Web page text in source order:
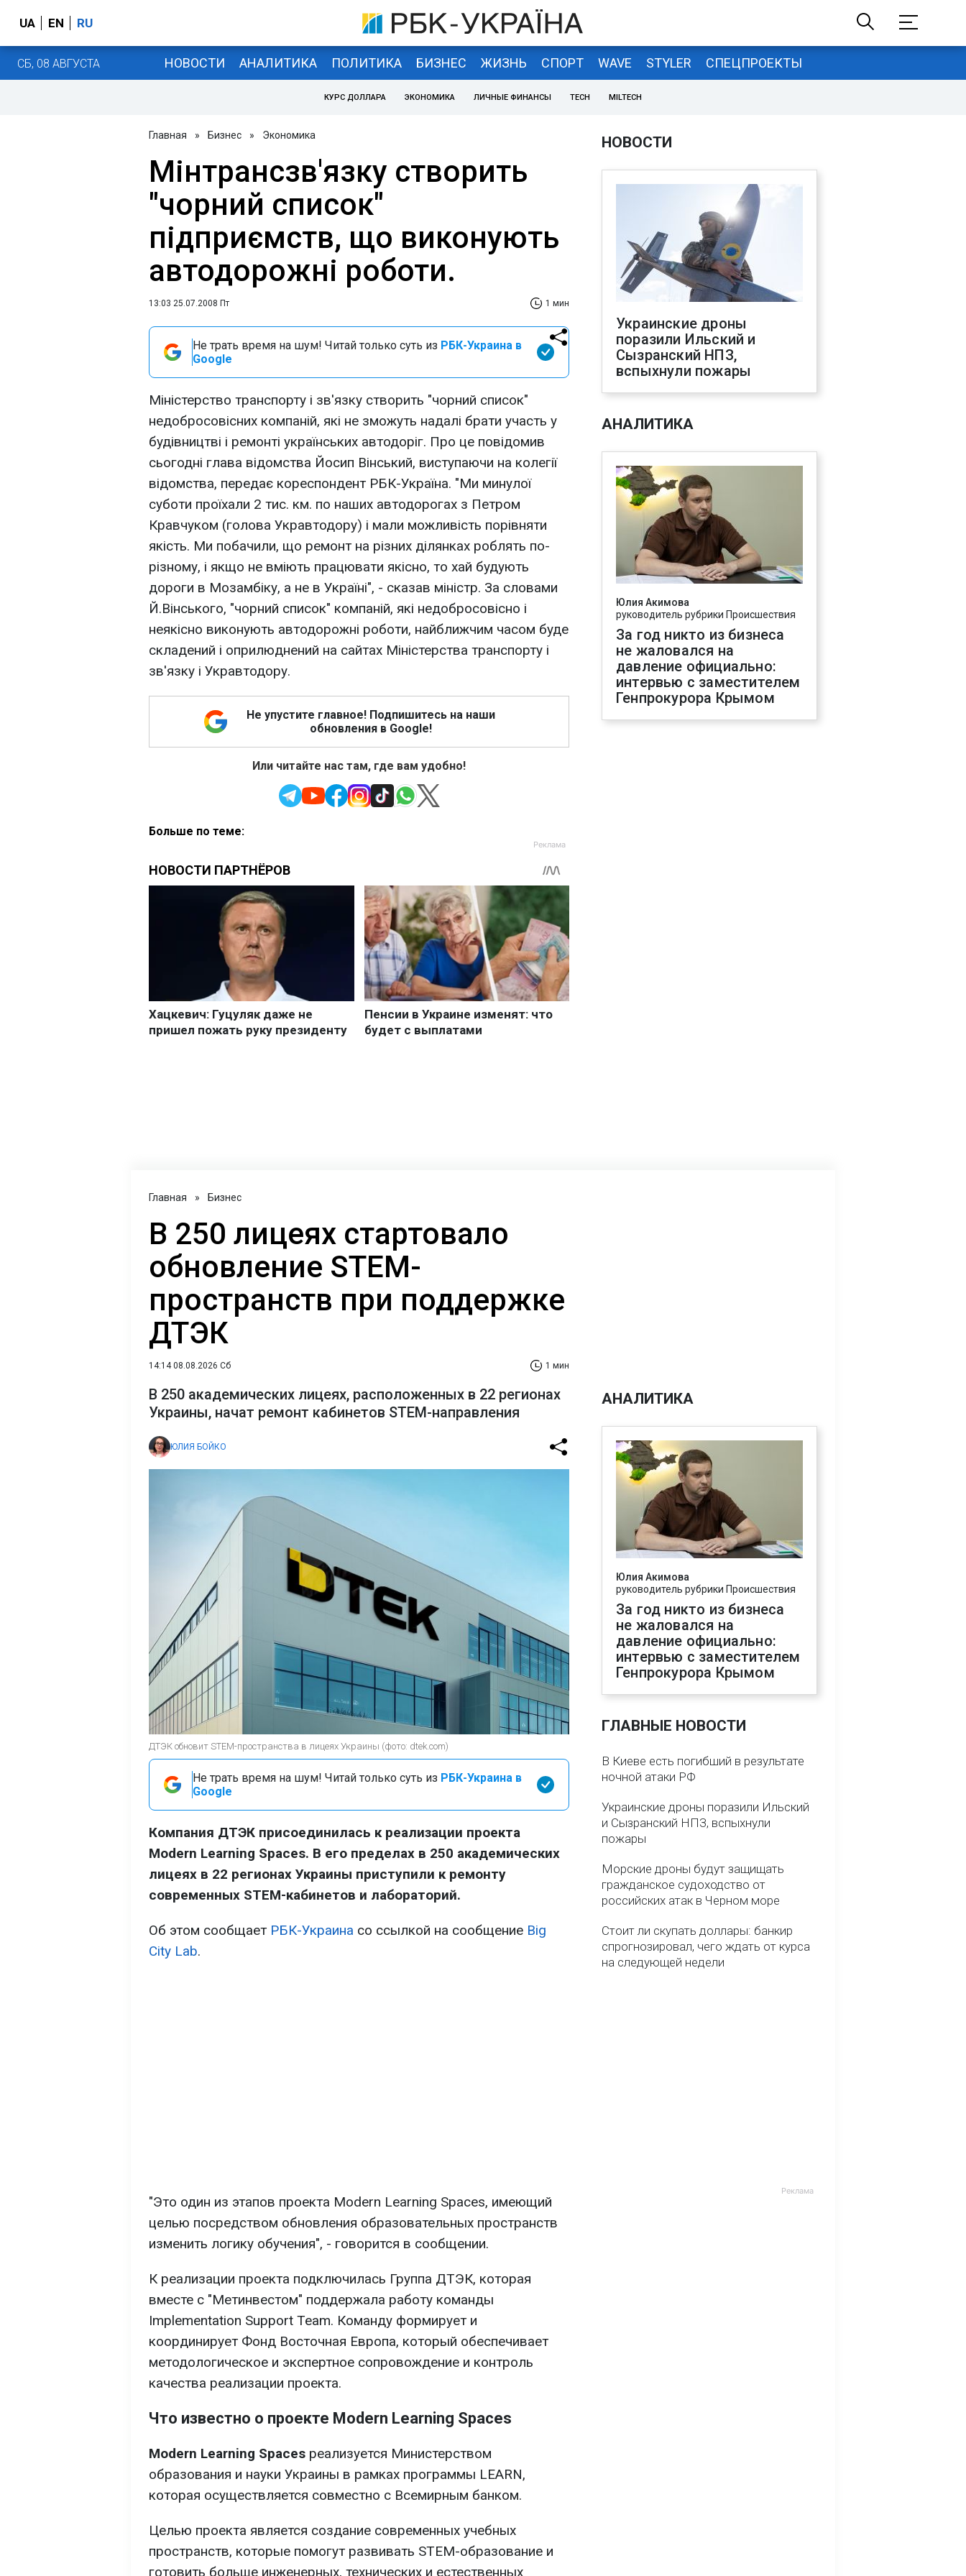
UA EN RU
СБ, 08 АВГУСТА НОВОСТИ АНАЛИТИКА ПОЛИТИКА БИЗНЕС ЖИЗНЬ СПОРТ WAVE STYLER СПЕЦПРОЕКТЫ
КУРС ДОЛЛАРА ЭКОНОМИКА ЛИЧНЫЕ ФИНАНСЫ TECH MILTECH
Главная » Бизнес » Экономика
Мінтрансзв'язку створить
"чорний список"
підприємств, що виконують
автодорожні роботи.
13:03 25.07.2008 Пт 1 мин
Не трать время на шум! Читай только суть из РБК-Украина в
Google
Міністерство транспорту і зв'язку створить "чорний список"
недобросовісних компаній, які не зможуть надалі брати участь у
будівництві і ремонті українських автодоріг. Про це повідомив
сьогодні глава відомства Йосип Вінський, виступаючи на колегії
відомства, передає кореспондент РБК-Україна. "Ми минулої
суботи проїхали 2 тис. км. по наших автодорогах з Петром
Кравчуком (голова Укравтодору) і мали можливість порівняти
якість. Ми побачили, що ремонт на різних ділянках роблять по-
різному, і якщо не вміють працювати якісно, то хай будують
дороги в Мозамбіку, а не в Україні", - сказав міністр. За словами
Й.Вінського, "чорний список" компаній, які недобросовісно і
неякісно виконують автодорожні роботи, найближчим часом буде
складений і оприлюднений на сайтах Міністерства транспорту і
зв'язку і Укравтодору.
Не упустите главное! Подпишитесь на наши
обновления в Google!
Или читайте нас там, где вам удобно!
Больше по теме:
НОВОСТИ
Украинские дроны
поразили Ильский и
Сызранский НПЗ,
вспыхнули пожары
АНАЛИТИКА
Юлия Акимова
руководитель рубрики Происшествия
За год никто из бизнеса
не жаловался на
давление официально:
интервью с заместителем
Генпрокурора Крымом
Главная » Бизнес
В 250 лицеях стартовало
обновление STEM-
пространств при поддержке
ДТЭК‌
14:14 08.08.2026 Сб 1 мин
В 250 академических лицеях, расположенных в 22 регионах
Украины, начат ремонт кабинетов STEM-направления
ЮЛИЯ БОЙКО
ДТЭК обновит STEM-пространства в лицеях Украины (фото: dtek.com)
Не трать время на шум! Читай только суть из РБК-Украина в
Google
Компания ДТЭК присоединилась к реализации проекта
Modern Learning Spaces. В его пределах в 250 академических
лицеях в 22 регионах Украины приступили к ремонту
современных STEM-кабинетов и лабораторий.
Об этом сообщает РБК-Украина со ссылкой на сообщение Big
City Lab.
"Это один из этапов проекта Modern Learning Spaces, имеющий
целью посредством обновления образовательных пространств
изменить логику обучения", - говорится в сообщении.
К реализации проекта подключилась Группа ДТЭК, которая
вместе с "Метинвестом" поддержала работу команды
Implementation Support Team. Команду формирует и
координирует Фонд Восточная Европа, который обеспечивает
методологическое и экспертное сопровождение и контроль
качества реализации проекта.
Что известно о проекте Modern Learning Spaces
Modern Learning Spaces реализуется Министерством
образования и науки Украины в рамках программы LEARN,
которая осуществляется совместно с Всемирным банком.
Целью проекта является создание современных учебных
пространств, которые помогут развивать STEM-образование и
готовить больше инженерных, технических и естественных
АНАЛИТИКА
Юлия Акимова
руководитель рубрики Происшествия
За год никто из бизнеса
не жаловался на
давление официально:
интервью с заместителем
Генпрокурора Крымом
ГЛАВНЫЕ НОВОСТИ
В Киеве есть погибший в результате
ночной атаки РФ
Украинские дроны поразили Ильский
и Сызранский НПЗ, вспыхнули
пожары
Морские дроны будут защищать
гражданское судоходство от
российских атак в Черном море
Стоит ли скупать доллары: банкир
спрогнозировал, чего ждать от курса
на следующей недели